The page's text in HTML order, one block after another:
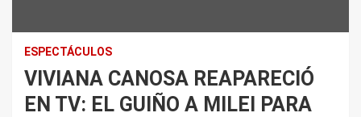
ESPECTÁCULOS
VIVIANA CANOSA REAPARECIÓ
EN TV: EL GUIÑO A MILEI PARA